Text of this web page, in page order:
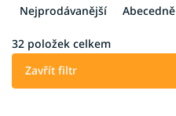
í
Nejprodávanější Abecedně
32 položek celkem
Zavřít filtr